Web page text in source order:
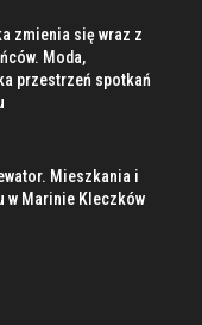
zmienia się wraz z
Moda,
przestrzeń spotkań
Mieszkania i
w Marinie Kleczków